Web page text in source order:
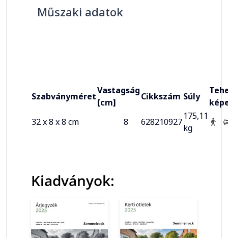
Műszaki adatok
Szabványméret
Vastagság
[cm]
Cikkszám Súly
32 x 8 x 8 cm
8 628210927
175,11
kg
Kiadványok: